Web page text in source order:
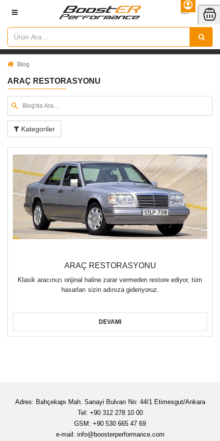
Blog
ARAÇ RESTORASYONU
Kategoriler
ARAÇ RESTORASYONU
Klasik aracınızı orijinal haline zarar vermeden restore ediyor, tüm
hasarları sizin adınıza gideriyoruz.
DEVAMI
Adres: Bahçekapı Mah. Sanayi Bulvarı No: 44/1 Etimesgut/Ankara
Tel: +90 312 278 10 00
GSM: +90 530 665 47 69
e-mail: info@boosterperformance.com